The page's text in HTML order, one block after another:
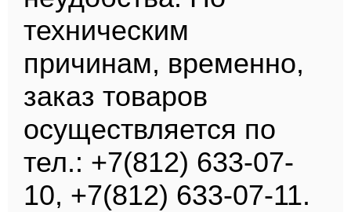
техническим
причинам, временно,
заказ товаров
осуществляется по
тел.: +7(812) 633-07-
10, +7(812) 633-07-11.